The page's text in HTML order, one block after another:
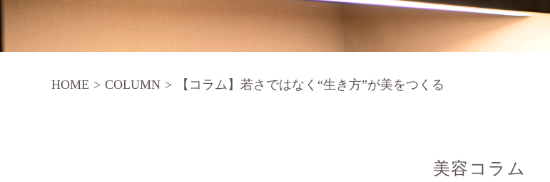
HOME > COLUMN > 【コラム】若さではなく“生き方”が美をつくる
美容コラム